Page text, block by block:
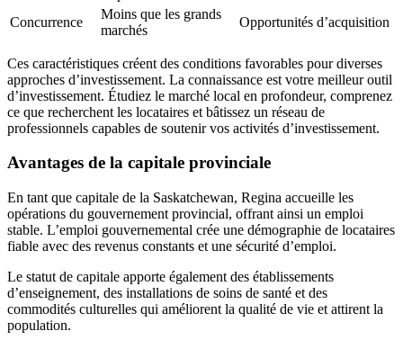
Concurrence
Moins que les grands
marchés
Opportunités d’acquisition
Ces caractéristiques créent des conditions favorables pour diverses
approches d’investissement. La connaissance est votre meilleur outil
d’investissement. Étudiez le marché local en profondeur, comprenez
ce que recherchent les locataires et bâtissez un réseau de
professionnels capables de soutenir vos activités d’investissement.
Avantages de la capitale provinciale
En tant que capitale de la Saskatchewan, Regina accueille les
opérations du gouvernement provincial, offrant ainsi un emploi
stable. L’emploi gouvernemental crée une démographie de locataires
fiable avec des revenus constants et une sécurité d’emploi.
Le statut de capitale apporte également des établissements
d’enseignement, des installations de soins de santé et des
commodités culturelles qui améliorent la qualité de vie et attirent la
population.